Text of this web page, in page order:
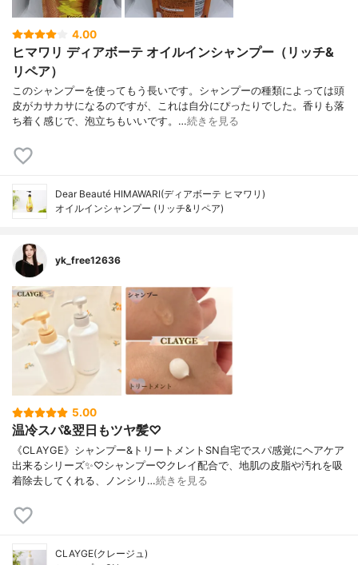
4.00
ヒマワリ ディアボーテ オイルインシャンプー（リッチ&
リペア）
このシャンプーを使ってもう長いです。シャンプーの種類によっては頭
皮がカサカサになるのですが、これは自分にぴったりでした。香りも落
ち着く感じで、泡立ちもいいです。…続きを見る
Dear Beauté HIMAWARI(ディアボーテ ヒマワリ)
オイルインシャンプー (リッチ&リペア)
yk_free12636
5.00
温冷スパ&翌日もツヤ髪♡
《CLAYGE》シャンプー&トリートメントSN自宅でスパ感覚にヘアケア
出来るシリーズ✨♡シャンプー♡クレイ配合で、地肌の皮脂や汚れを吸
着除去してくれる、ノンシリ…続きを見る
CLAYGE(クレージュ)